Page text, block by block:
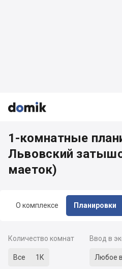



О комплексе Планировки
1-комнатные
Львовский
маеток)
Количество комнат
Все 1К
Ввод в
Любое